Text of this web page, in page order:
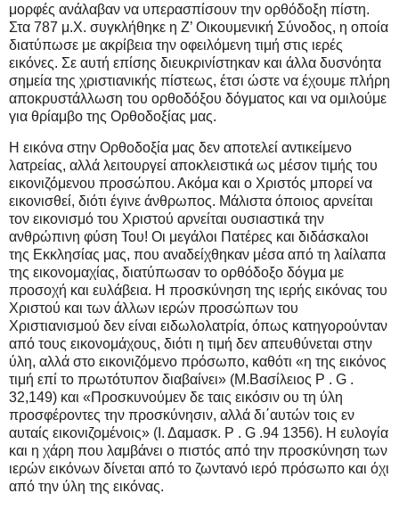
μορφές ανάλαβαν να υπερασπίσουν την ορθόδοξη πίστη.
Στα 787 μ.Χ. συγκλήθηκε η Ζ’ Οικουμενική Σύνοδος, η οποία
διατύπωσε με ακρίβεια την οφειλόμενη τιμή στις ιερές
εικόνες. Σε αυτή επίσης διευκρινίστηκαν και άλλα δυσνόητα
σημεία της χριστιανικής πίστεως, έτσι ώστε να έχουμε πλήρη
αποκρυστάλλωση του ορθοδόξου δόγματος και να ομιλούμε
για θρίαμβο της Ορθοδοξίας μας.
Η εικόνα στην Ορθοδοξία μας δεν αποτελεί αντικείμενο
λατρείας, αλλά λειτουργεί αποκλειστικά ως μέσον τιμής του
εικονιζόμενου προσώπου. Ακόμα και ο Χριστός μπορεί να
εικονισθεί, διότι έγινε άνθρωπος. Μάλιστα όποιος αρνείται
τον εικονισμό του Χριστού αρνείται ουσιαστικά την
ανθρώπινη φύση Του! Οι μεγάλοι Πατέρες και διδάσκαλοι
της Εκκλησίας μας, που αναδείχθηκαν μέσα από τη λαίλαπα
της εικονομαχίας, διατύπωσαν το ορθόδοξο δόγμα με
προσοχή και ευλάβεια. Η προσκύνηση της ιερής εικόνας του
Χριστού και των άλλων ιερών προσώπων του
Χριστιανισμού δεν είναι ειδωλολατρία, όπως κατηγορούνταν
από τους εικονομάχους, διότι η τιμή δεν απευθύνεται στην
ύλη, αλλά στο εικονιζόμενο πρόσωπο, καθότι «η της εικόνος
τιμή επί το πρωτότυπον διαβαίνει» (Μ.Βασίλειος P . G .
32,149) και «Προσκυνούμεν δε ταις εικόσιν ου τη ύλη
προσφέροντες την προσκύνησιν, αλλά δι΄αυτών τοις εν
αυταίς εικονιζομένοις» (Ι. Δαμασκ. P . G .94 1356). Η ευλογία
και η χάρη που λαμβάνει ο πιστός από την προσκύνηση των
ιερών εικόνων δίνεται από το ζωντανό ιερό πρόσωπο και όχι
από την ύλη της εικόνας.